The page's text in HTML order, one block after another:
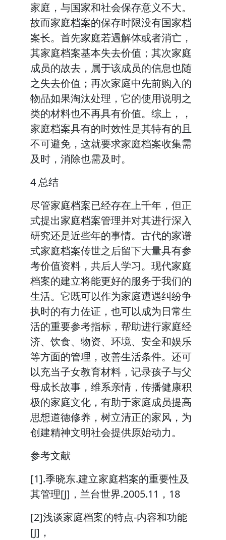
家庭，与国家和社会保存意义不大。
故而家庭档案的保存时限没有国家档
案长。首先家庭若遇解体或者消亡，
其家庭档案基本失去价值；其次家庭
成员的故去，属于该成员的信息也随
之失去价值；再次家庭中先前购入的
物品如果淘汰处理，它的使用说明之
类的材料也不再具有价值。综上，，
家庭档案具有的时效性是其特有的且
不可避免，这就要求家庭档案收集需
及时，消除也需及时。
4 总结
尽管家庭档案已经存在上千年，但正
式提出家庭档案管理并对其进行深入
研究还是近些年的事情。古代的家谱
式家庭档案传世之后留下大量具有参
考价值资料，共后人学习。现代家庭
档案的建立将能更好的服务于我们的
生活。它既可以作为家庭遭遇纠纷争
执时的有力佐证，也可以成为日常生
活的重要参考指标，帮助进行家庭经
济、饮食、物资、环境、安全和娱乐
等方面的管理，改善生活条件。还可
以充当子女教育材料，记录孩子与父
母成长故事，维系亲情，传播健康积
极的家庭文化，有助于家庭成员提高
思想道德修养，树立清正的家风，为
创建精神文明社会提供原始动力。
参考文献
[1].季晓东.建立家庭档案的重要性及
其管理[J]，兰台世界.2005.11，18
[2]浅谈家庭档案的特点-内容和功能
[J]，